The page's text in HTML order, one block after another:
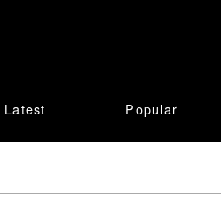
Latest Popular